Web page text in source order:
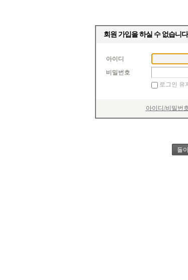
회원 가입을 하실 수 없습니다
아이디
비밀번호
로그인 유
아이디/비밀번
돌